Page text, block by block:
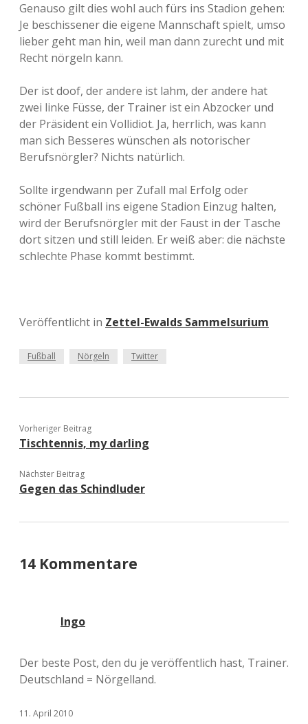
Genauso gilt dies wohl auch fürs ins Stadion gehen:
Je beschissener die eigene Mannschaft spielt, umso
lieber geht man hin, weil man dann zurecht und mit
Recht nörgeln kann.
Der ist doof, der andere ist lahm, der andere hat
zwei linke Füsse, der Trainer ist ein Abzocker und
der Präsident ein Vollidiot. Ja, herrlich, was kann
man sich Besseres wünschen als notorischer
Berufsnörgler? Nichts natürlich.
Sollte irgendwann per Zufall mal Erfolg oder
schöner Fußball ins eigene Stadion Einzug halten,
wird der Berufsnörgler mit der Faust in der Tasche
dort sitzen und still leiden. Er weiß aber: die nächste
schlechte Phase kommt bestimmt.
Veröffentlicht in Zettel-Ewalds Sammelsurium
Fußball Nörgeln Twitter
Vorheriger Beitrag
Tischtennis, my darling
Nächster Beitrag
Gegen das Schindluder
14 Kommentare
Ingo
Der beste Post, den du je veröffentlich hast, Trainer.
Deutschland = Nörgelland.
11. April 2010